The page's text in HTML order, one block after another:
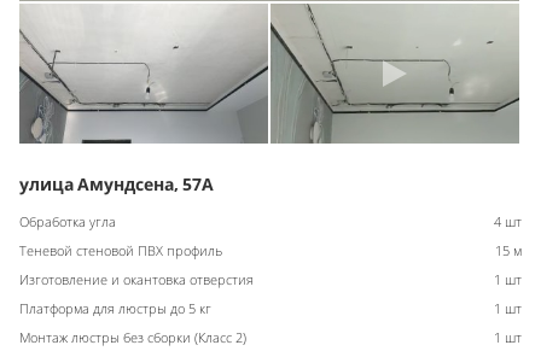
улица Амундсена, 57А
Обработка угла
4 шт
Теневой стеновой ПВХ профиль
15 м
Изготовление и окантовка отверстия
1 шт
Платформа для люстры до 5 кг
1 шт
Монтаж люстры без сборки (Класс 2)
1 шт